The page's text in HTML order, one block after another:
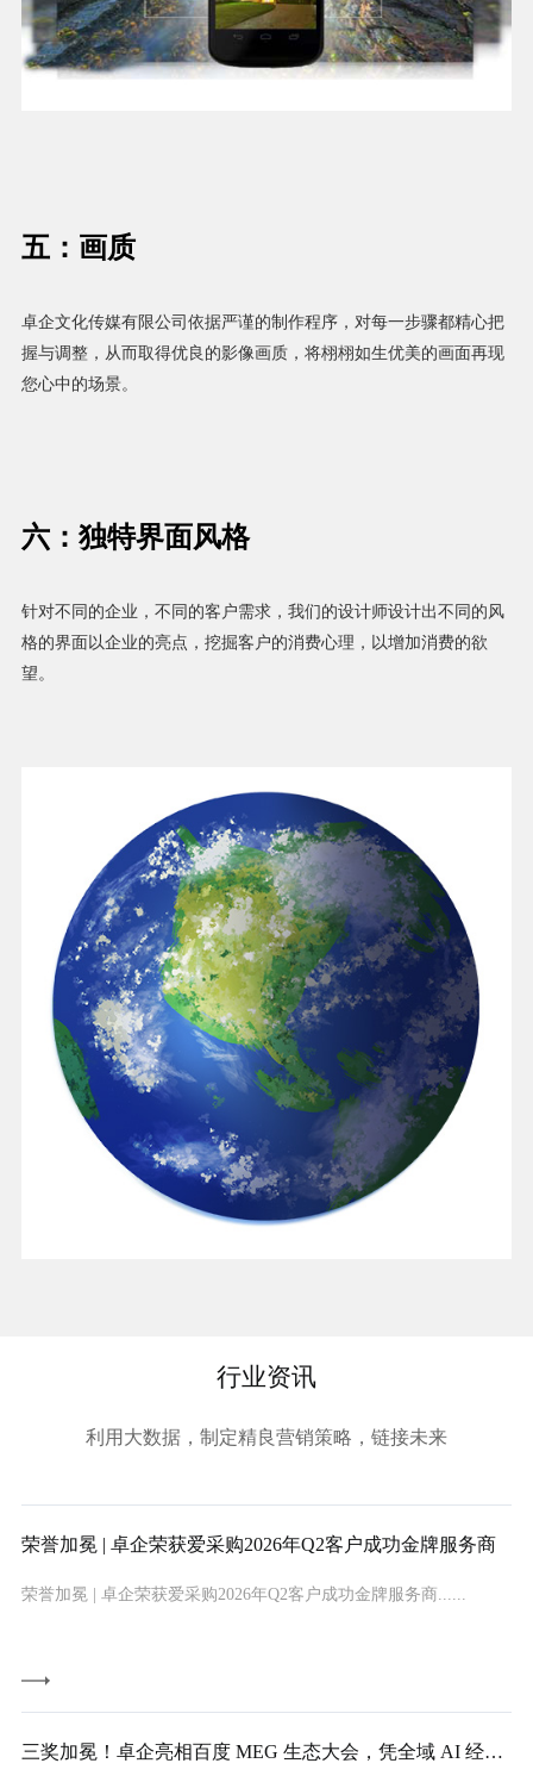
五：画质
卓企文化传媒有限公司依据严谨的制作程序，对每一步骤都精心把
握与调整，从而取得优良的影像画质，将栩栩如生优美的画面再现
您心中的场景。
六：独特界面风格
针对不同的企业，不同的客户需求，我们的设计师设计出不同的风
格的界面以企业的亮点，挖掘客户的消费心理，以增加消费的欲
望。
行业资讯
利用大数据，制定精良营销策略，链接未来
荣誉加冕 | 卓企荣获爱采购2026年Q2客户成功金牌服务商
荣誉加冕 | 卓企荣获爱采购2026年Q2客户成功金牌服务商......
三奖加冕！卓企亮相百度 MEG 生态大会，凭全域 AI 经营